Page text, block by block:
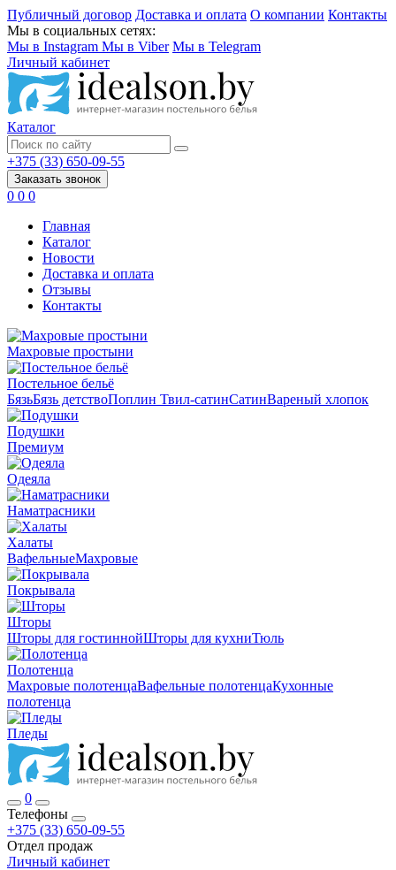
Публичный договор Доставка и оплата О компании Контакты
Мы в социальных сетях:
Мы в Instagram Мы в Viber Мы в Telegram
Личный кабинет
Каталог
+375 (33) 650-09-55
Заказать звонок
0 0 0
Главная
Каталог
Новости
Доставка и оплата
Отзывы
Контакты
Махровые простыни
Постельное бельё
БязьБязь детствоПоплин Твил-сатинСатинВареный хлопок
Подушки
Премиум
Одеяла
Наматрасники
Халаты
ВафельныеМахровые
Покрывала
Шторы
Шторы для гостиннойШторы для кухниТюль
Полотенца
Махровые полотенцаВафельные полотенцаКухонные
полотенца
Пледы
0
Телефоны
+375 (33) 650-09-55
Отдел продаж
Личный кабинет